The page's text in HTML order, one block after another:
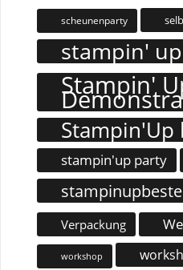
scheunenparty
stampin'
Stampin'
Stampin'Up
stampin'up party
Verpackung
workshop